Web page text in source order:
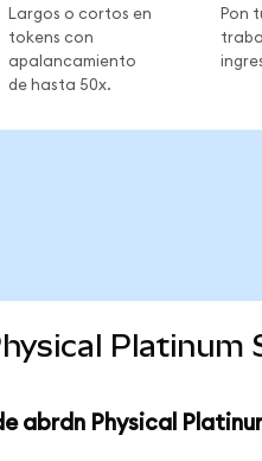
Largos o cortos en
tokens con
apalancamiento
de hasta 50x.
Pon
Platinum
abrdn Physical